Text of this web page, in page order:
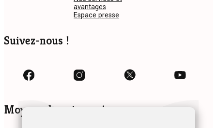
avantages
Espace presse
Suivez-nous !
Moyens de paiement